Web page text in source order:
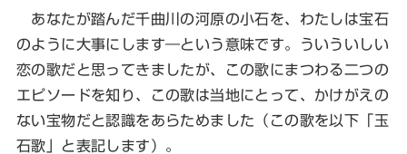
あなたが踏んだ千曲川の河原の小石を、わたしは宝石
のように大事にします―という意味です。ういういしい
恋の歌だと思ってきましたが、この歌にまつわる二つの
エピソードを知り、この歌は当地にとって、かけがえの
ない宝物だと認識をあらためました（この歌を以下「玉
石歌」と表記します）。